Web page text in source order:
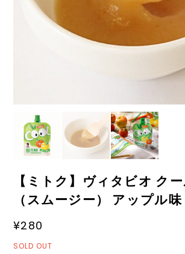
【ミトク】ヴィタビオ ク
（スムージー） アップル味
¥280
SOLD OUT